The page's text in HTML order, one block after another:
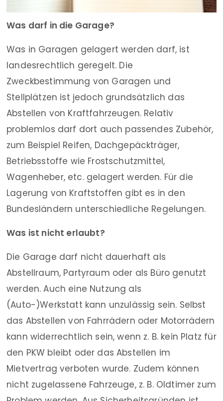
Was darf in die Garage?
Was in Garagen gelagert werden darf, ist
landesrechtlich geregelt. Die
Zweckbestimmung von Garagen und
Stellplätzen ist jedoch grundsätzlich das
Abstellen von Kraftfahrzeugen. Relativ
problemlos darf dort auch passendes Zubehör,
zum Beispiel Reifen, Dachgepäckträger,
Betriebsstoffe wie Frostschutzmittel,
Wagenheber, etc. gelagert werden. Für die
Lagerung von Kraftstoffen gibt es in den
Bundesländern unterschiedliche Regelungen.
Was ist nicht erlaubt?
Die Garage darf nicht dauerhaft als
Abstellraum, Partyraum oder als Büro genutzt
werden. Auch eine Nutzung als
(Auto-)Werkstatt kann unzulässig sein. Selbst
das Abstellen von Fahrrädern oder Motorrädern
kann widerrechtlich sein, wenn z. B. kein Platz für
den PKW bleibt oder das Abstellen im
Mietvertrag verboten wurde. Zudem können
nicht zugelassene Fahrzeuge, z. B. Oldtimer zum